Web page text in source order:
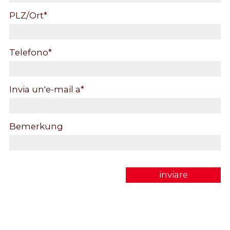
particolare quelle con altra istruzione di base
pubblico e viene compilato un bollettino
PLZ/Ort*
Telefono*
Invia un'e-mail a*
Bemerkung
inviare